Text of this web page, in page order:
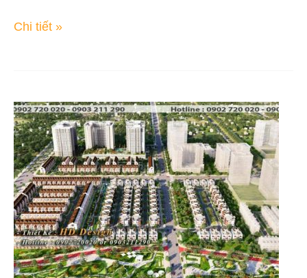
Chi tiết »
Phối
cảnh
3d
quy
hoạch
tổng
thể